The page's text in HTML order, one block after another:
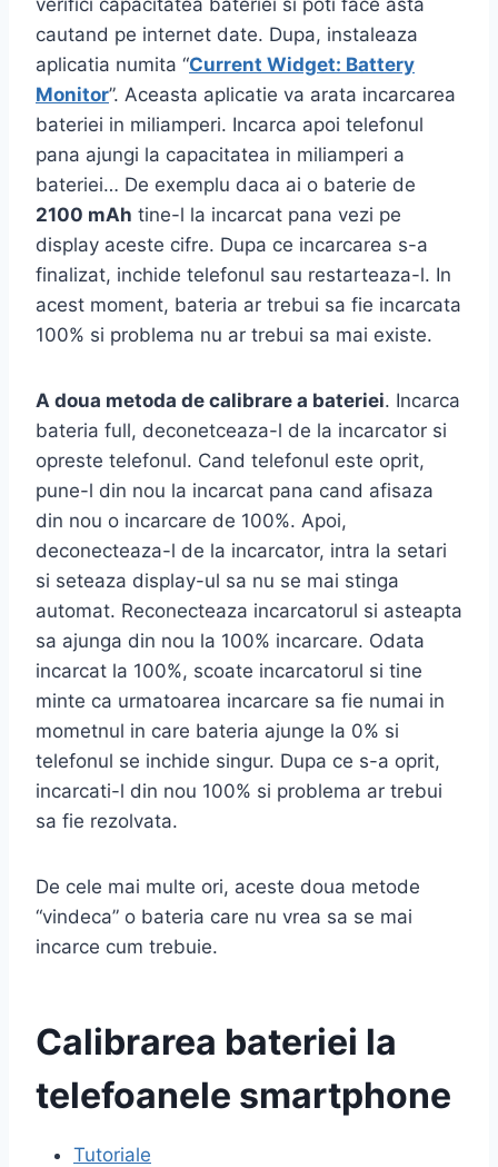
verifici capacitatea bateriei si poti face asta
cautand pe internet date. Dupa, instaleaza
aplicatia numita “Current Widget: Battery
Monitor”. Aceasta aplicatie va arata incarcarea
bateriei in miliamperi. Incarca apoi telefonul
pana ajungi la capacitatea in miliamperi a
bateriei… De exemplu daca ai o baterie de
2100 mAh tine-l la incarcat pana vezi pe
display aceste cifre. Dupa ce incarcarea s-a
finalizat, inchide telefonul sau restarteaza-l. In
acest moment, bateria ar trebui sa fie incarcata
100% si problema nu ar trebui sa mai existe.
A doua metoda de calibrare a bateriei. Incarca
bateria full, deconetceaza-l de la incarcator si
opreste telefonul. Cand telefonul este oprit,
pune-l din nou la incarcat pana cand afisaza
din nou o incarcare de 100%. Apoi,
deconecteaza-l de la incarcator, intra la setari
si seteaza display-ul sa nu se mai stinga
automat. Reconecteaza incarcatorul si asteapta
sa ajunga din nou la 100% incarcare. Odata
incarcat la 100%, scoate incarcatorul si tine
minte ca urmatoarea incarcare sa fie numai in
mometnul in care bateria ajunge la 0% si
telefonul se inchide singur. Dupa ce s-a oprit,
incarcati-l din nou 100% si problema ar trebui
sa fie rezolvata.
De cele mai multe ori, aceste doua metode
“vindeca” o bateria care nu vrea sa se mai
incarce cum trebuie.
Calibrarea bateriei la
telefoanele smartphone
Tutoriale